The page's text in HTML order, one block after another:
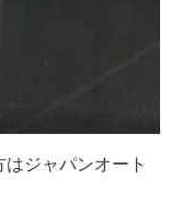
ジャパンオート